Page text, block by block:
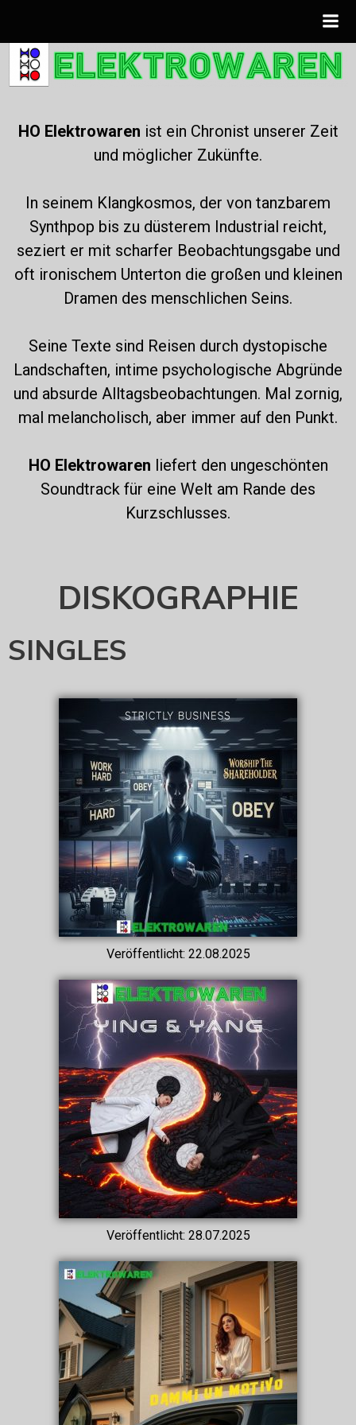
springen
HO Elektrowaren ist ein Chronist unserer Zeit
und möglicher Zukünfte.
In seinem Klangkosmos, der von tanzbarem
Synthpop bis zu düsterem Industrial reicht,
seziert er mit scharfer Beobachtungsgabe und
oft ironischem Unterton die großen und kleinen
Dramen des menschlichen Seins.
Seine Texte sind Reisen durch dystopische
Landschaften, intime psychologische Abgründe
und absurde Alltagsbeobachtungen. Mal zornig,
mal melancholisch, aber immer auf den Punkt.
HO Elektrowaren liefert den ungeschönten
Soundtrack für eine Welt am Rande des
Kurzschlusses.
DISKOGRAPHIE
SINGLES
Veröffentlicht: 22.08.2025
Veröffentlicht: 28.07.2025